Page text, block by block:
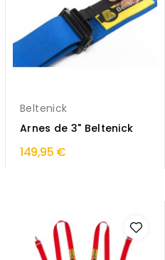
Beltenick
Arnes de 3" Beltenick
149,95 €